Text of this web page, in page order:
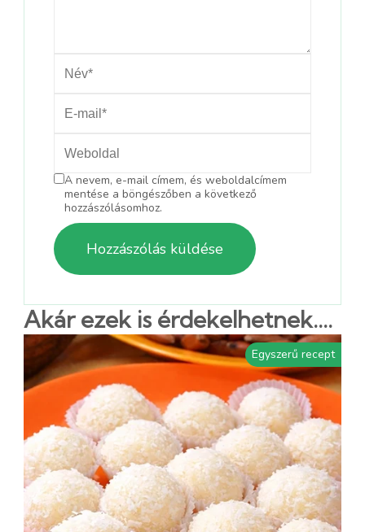
A nevem, e-mail címem, és weboldalcímem
mentése a böngészőben a következő
hozzászólásomhoz.
Akár ezek is érdekelhetnek....
Egyszerű recept